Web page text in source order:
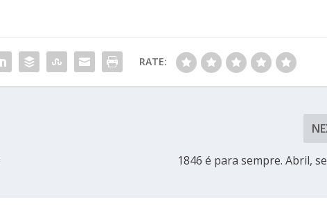
RATE:
1846 é para sempre. Abril,